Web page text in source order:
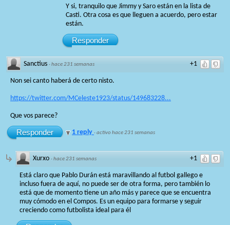
Y si, tranquilo que Jimmy y Saro están en la lista de
Casti. Otra cosa es que lleguen a acuerdo, pero estar
están.
Responder
+1
Sanctius ·hace 231 semanas
Non sei canto haberá de certo nisto.
https://twitter.com/MCeleste1923/status/149683228...
Que vos parece?
Responder 1 reply ·activo hace 231 semanas
+1
Xurxo ·hace 231 semanas
Está claro que Pablo Durán está maravillando al futbol gallego e
incluso fuera de aquí, no puede ser de otra forma, pero también lo
está que de momento tiene un año más y parece que se encuentra
muy cómodo en el Compos. Es un equipo para formarse y seguir
creciendo como futbolista ideal para él